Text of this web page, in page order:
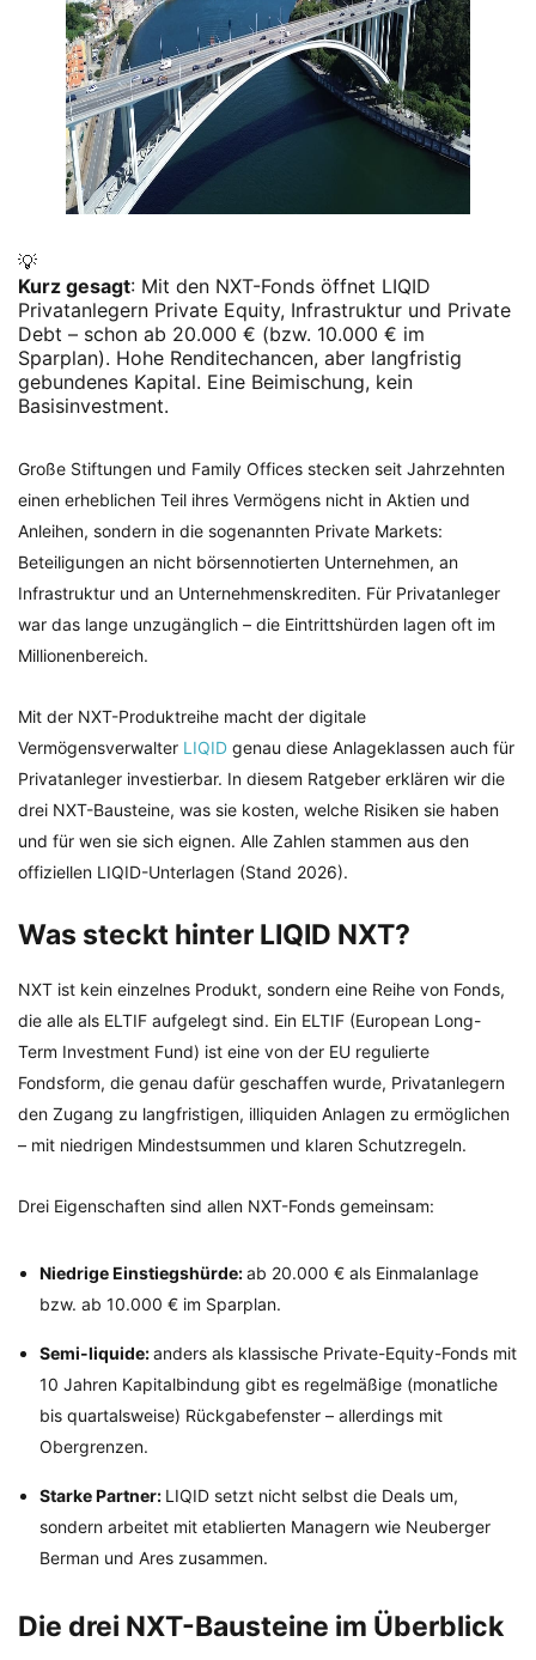
💡
Kurz gesagt: Mit den NXT-Fonds öffnet LIQID
Privatanlegern Private Equity, Infrastruktur und Private
Debt – schon ab 20.000 € (bzw. 10.000 € im
Sparplan). Hohe Renditechancen, aber langfristig
gebundenes Kapital. Eine Beimischung, kein
Basisinvestment.
Große Stiftungen und Family Offices stecken seit Jahrzehnten
einen erheblichen Teil ihres Vermögens nicht in Aktien und
Anleihen, sondern in die sogenannten Private Markets:
Beteiligungen an nicht börsennotierten Unternehmen, an
Infrastruktur und an Unternehmenskrediten. Für Privatanleger
war das lange unzugänglich – die Eintrittshürden lagen oft im
Millionenbereich.
Mit der NXT-Produktreihe macht der digitale
Vermögensverwalter LIQID genau diese Anlageklassen auch für
Privatanleger investierbar. In diesem Ratgeber erklären wir die
drei NXT-Bausteine, was sie kosten, welche Risiken sie haben
und für wen sie sich eignen. Alle Zahlen stammen aus den
offiziellen LIQID-Unterlagen (Stand 2026).
Was steckt hinter LIQID NXT?
NXT ist kein einzelnes Produkt, sondern eine Reihe von Fonds,
die alle als ELTIF aufgelegt sind. Ein ELTIF (European Long-
Term Investment Fund) ist eine von der EU regulierte
Fondsform, die genau dafür geschaffen wurde, Privatanlegern
den Zugang zu langfristigen, illiquiden Anlagen zu ermöglichen
– mit niedrigen Mindestsummen und klaren Schutzregeln.
Drei Eigenschaften sind allen NXT-Fonds gemeinsam:
Niedrige Einstiegshürde:ab 20.000 € als Einmalanlage
bzw. ab 10.000 € im Sparplan.
Semi-liquide:anders als klassische Private-Equity-Fonds mit
10 Jahren Kapitalbindung gibt es regelmäßige (monatliche
bis quartalsweise) Rückgabefenster – allerdings mit
Obergrenzen.
Starke Partner: LIQID setzt nicht selbst die Deals um,
sondern arbeitet mit etablierten Managern wie Neuberger
Berman und Ares zusammen.
Die drei NXT-Bausteine im Überblick